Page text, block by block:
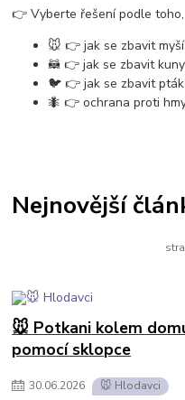
👉 Vyberte řešení podle
🐭 👉 jak se zbavit
🦝 👉 jak se zbavit kuny
🐦 👉 jak se zbavit
🐜 👉 ochrana proti
Nejnovější
🐭 Potkani kolem
pomocí sklopce
30.06.2026 🐭 Hlodavci